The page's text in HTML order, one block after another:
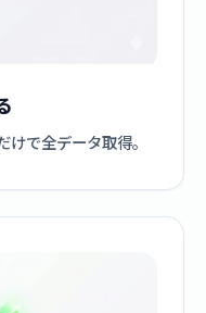
で全データ取得。